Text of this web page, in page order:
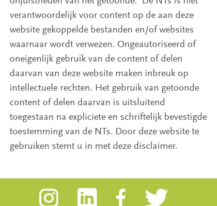
Erfgoed
Open
Tuinen
Publicaties
Over
ons
Steun
verantwoordelijk voor content op de aan deze
website gekoppelde bestanden en/of websites
waarnaar wordt verwezen. Ongeautoriseerd of
oneigenlijk gebruik van de content of delen
daarvan van deze website maken inbreuk op
intellectuele rechten. Het gebruik van getoonde
content of delen daarvan is uitsluitend
toegestaan na expliciete en schriftelijk bevestigde
toestemming van de NTs. Door deze website te
gebruiken stemt u in met deze disclaimer.